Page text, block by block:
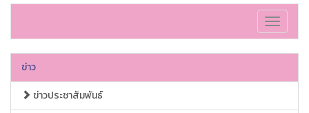
Toggle
ข่าว
ข่าวประชาสัมพันธ์